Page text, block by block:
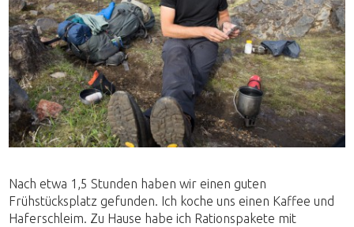
Nach etwa 1,5 Stunden haben wir einen guten
Frühstücksplatz gefunden. Ich koche uns einen Kaffee und
Haferschleim. Zu Hause habe ich Rationspakete mit